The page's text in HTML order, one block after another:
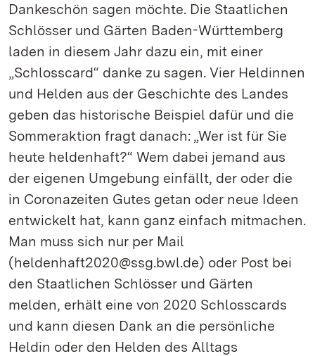
Dankeschön sagen möchte. Die Staatlichen
Schlösser und Gärten Baden-Württemberg
laden in diesem Jahr dazu ein, mit einer
„Schlosscard“ danke zu sagen. Vier Heldinnen
und Helden aus der Geschichte des Landes
geben das historische Beispiel dafür und die
Sommeraktion fragt danach: „Wer ist für Sie
heute heldenhaft?“ Wem dabei jemand aus
der eigenen Umgebung einfällt, der oder die
in Coronazeiten Gutes getan oder neue Ideen
entwickelt hat, kann ganz einfach mitmachen.
Man muss sich nur per Mail
(heldenhaft2020@ssg.bwl.de) oder Post bei
den Staatlichen Schlösser und Gärten
melden, erhält eine von 2020 Schlosscards
und kann diesen Dank an die persönliche
Heldin oder den Helden des Alltags